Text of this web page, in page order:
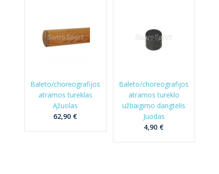
Baleto/choreografijos
atramos turėklas
Ąžuolas
62,90 €
Baleto/choreografijos
atramos turėklo
užbaigimo dangtelis
Juodas
4,90 €